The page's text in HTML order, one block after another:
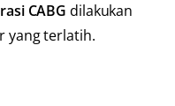
CABG dilakukan
yang terlatih.